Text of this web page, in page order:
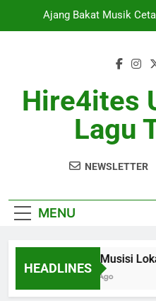
Berita Musik Hits
Ajang Bakat Musik
Berita Musik Hits
Industri Musik Global
Hire4ites
Lagu
NEWSLETTER
MENU
HEADLINES
Album Musisi Lokal
1 Month Ago